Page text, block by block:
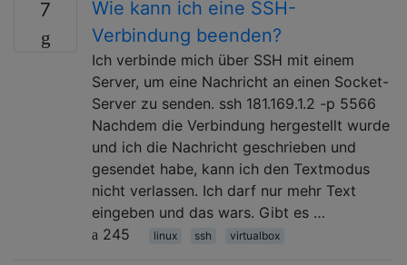
7
Wie kann ich eine SSH-
Verbindung beenden?
Ich verbinde mich über SSH mit einem
Server, um eine Nachricht an einen Socket-
Server zu senden. ssh 181.169.1.2 -p 5566
Nachdem die Verbindung hergestellt wurde
und ich die Nachricht geschrieben und
gesendet habe, kann ich den Textmodus
nicht verlassen. Ich darf nur mehr Text
eingeben und das wars. Gibt es …
245
linux ssh virtualbox